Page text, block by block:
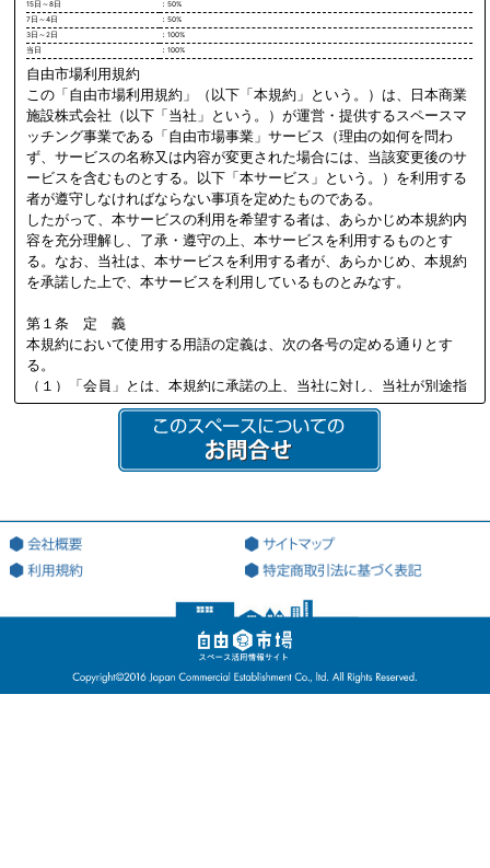
15日～8日
：50%
7日～4日
：50%
3日～2日
：100%
当日
：100%
自由市場利用規約
この「自由市場利用規約」（以下「本規約」という。）は、日本商業
施設株式会社（以下「当社」という。）が運営・提供するスペースマ
ッチング事業である「自由市場事業」サービス（理由の如何を問わ
ず、サービスの名称又は内容が変更された場合には、当該変更後のサ
ービスを含むものとする。以下「本サービス」という。）を利用する
者が遵守しなければならない事項を定めたものである。
したがって、本サービスの利用を希望する者は、あらかじめ本規約内
容を充分理解し、了承・遵守の上、本サービスを利用するものとす
る。なお、当社は、本サービスを利用する者が、あらかじめ、本規約
を承諾した上で、本サービスを利用しているものとみなす。
第１条 定 義
本規約において使用する用語の定義は、次の各号の定める通りとす
る。
（１）「会員」とは、本規約に承諾の上、当社に対し、当社が別途指
定する必要書類を提供し、当社の定める審査を通過して、当社より会
員資格を付与され会員登録を行った法人又は個人を意味する。
（２）「本サイト」とは、会員が本サービスを利用する際に用いる、
本サービス専用のWEBサイト（ドメインアドレス：http://jiyu18.jp）
ことを希望する法人又は個人を意味する。
（４）「登録情報」とは、当社が指定した、本サービスを利用するた
（５）「利用契約」とは、第3条第4項に基づき、当社と会員の間で成
立する会員による本サービスの利用に関する契約を意味する。
（６）「知的財産権」とは、著作権、特許権、実用新案権、商標権、
意匠権その他の知的財産権（これらの権利を取得し、又はこれらの権
利につき登録等を出願する一切の権利を含む）を意味する。